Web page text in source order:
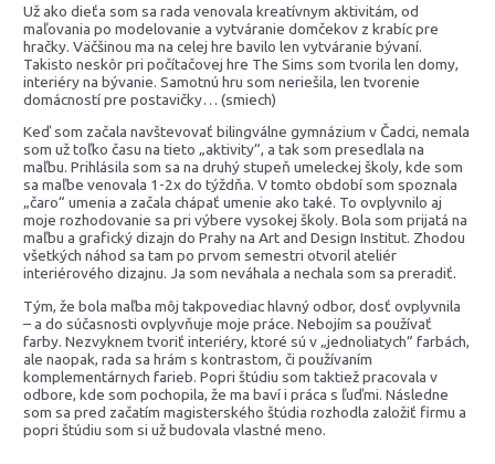
Už ako dieťa som sa rada venovala kreatívnym aktivitám, od
maľovania po modelovanie a vytváranie domčekov z krabíc pre
hračky. Väčšinou ma na celej hre bavilo len vytváranie bývaní.
Takisto neskôr pri počítačovej hre The Sims som tvorila len domy,
interiéry na bývanie. Samotnú hru som neriešila, len tvorenie
domácností pre postavičky… (smiech)
Keď som začala navštevovať bilingválne gymnázium v Čadci, nemala
som už toľko času na tieto „aktivity“, a tak som presedlala na
maľbu. Prihlásila som sa na druhý stupeň umeleckej školy, kde som
sa maľbe venovala 1-2x do týždňa. V tomto období som spoznala
„čaro“ umenia a začala chápať umenie ako také. To ovplyvnilo aj
moje rozhodovanie sa pri výbere vysokej školy. Bola som prijatá na
maľbu a grafický dizajn do Prahy na Art and Design Institut. Zhodou
všetkých náhod sa tam po prvom semestri otvoril ateliér
interiérového dizajnu. Ja som neváhala a nechala som sa preradiť.
Tým, že bola maľba môj takpovediac hlavný odbor, dosť ovplyvnila
– a do súčasnosti ovplyvňuje moje práce. Nebojím sa používať
farby. Nezvyknem tvoriť interiéry, ktoré sú v „jednoliatych“ farbách,
ale naopak, rada sa hrám s kontrastom, či používaním
komplementárnych farieb. Popri štúdiu som taktiež pracovala v
odbore, kde som pochopila, že ma baví i práca s ľuďmi. Následne
som sa pred začatím magisterského štúdia rozhodla založiť firmu a
popri štúdiu som si už budovala vlastné meno.